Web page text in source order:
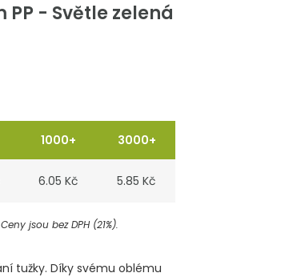
PP - Světle zelená
1000+ 3000+
6.05 Kč 5.85 Kč
jsou bez DPH (21%).
tužky. Díky svému oblému